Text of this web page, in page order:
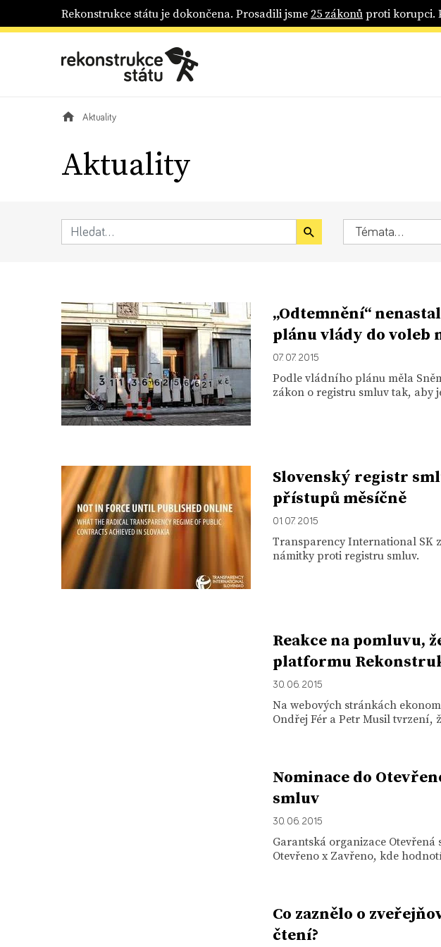
Rekonstrukce státu je dokončena. Prosadili jsme25 zákonůproti korupci.
Aktuality
Aktuality
„Odtemnění“
plánu vlády do voleb
07. 07. 2015
Podle vládního plánu měla
zákon o registru smluv tak, aby
Slovenský registr
přístupů měsíčně
01. 07. 2015
Transparency International SK
námitky proti registru smluv.
Reakce na pomluvu,
platformu
30. 06. 2015
Na webových stránkách
Ondřej Fér a Petr Musil tvrzení,
Nominace do
smluv
30. 06. 2015
Garantská organizace
Otevřeno x Zavřeno, kde
Co zaznělo o
čtení?